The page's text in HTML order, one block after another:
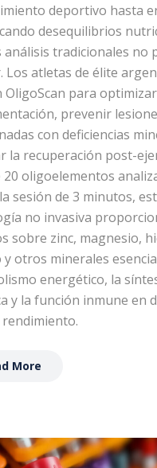
deportivo hasta
desequilibrios
análisis tradicionales no
Los atletas de élite
OligoScan para
prevenir
con deficiencias
la recuperación post-
20 oligoelementos
sesión de 3 minutos,
no invasiva
sobre zinc, magnesio,
y otros minerales
energético, la
y la función inmune en
More